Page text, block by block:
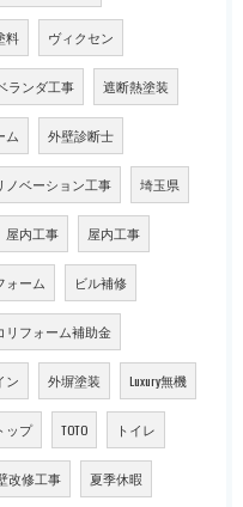
料 ヴィクセン
ランダ工事 遮断熱塗装
ム 外壁診断士
ノベーション工事 埼玉県
屋内工事 屋内工事
ォーム ビル補修
リフォーム補助金
ン 外塀塗装 Luxury無機
ップ TOTO トイレ
改修工事 夏季休暇